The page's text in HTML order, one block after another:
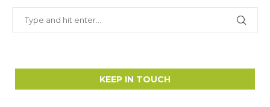
KEEP IN TOUCH